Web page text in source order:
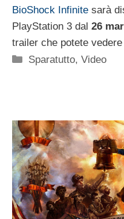
BioShock Infinite sarà
PlayStation 3 dal 26
trailer che potete
Categorie
Sparatutto,Video